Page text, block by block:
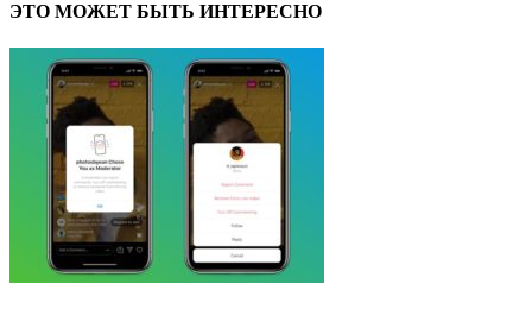
ЭТО МОЖЕТ БЫТЬ ИНТЕРЕСНО